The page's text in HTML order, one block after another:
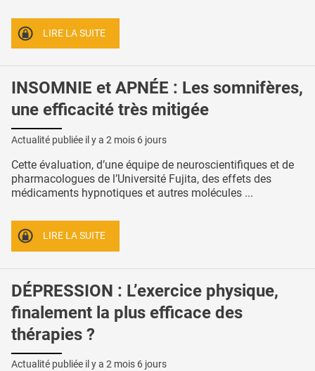
LIRE LA SUITE
INSOMNIE et APNÉE : Les somnifères,
une efficacité très mitigée
Actualité publiée il y a 2 mois 6 jours
Cette évaluation, d’une équipe de neuroscientifiques et de
pharmacologues de l’Université Fujita, des effets des
médicaments hypnotiques et autres molécules ...
LIRE LA SUITE
DÉPRESSION : L’exercice physique,
finalement la plus efficace des
thérapies ?
Actualité publiée il y a 2 mois 6 jours